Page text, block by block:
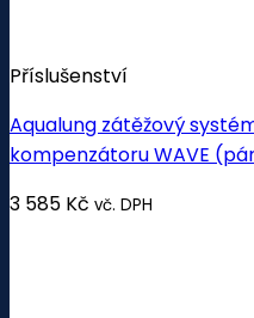
Příslušenství
Aqualung zátěžový systém
kompenzátoru WAVE
3 585 Kč vč. DPH